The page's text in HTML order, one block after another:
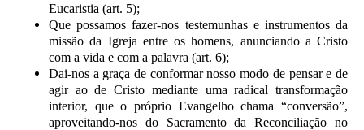
Eucaristia (art. 5);
Que possamos fazer-nos testemunhas e instrumentos da
missão da Igreja entre os homens, anunciando a Cristo
com a vida e com a palavra (art. 6);
Dai-nos a graça de conformar nosso modo de pensar e de
agir ao de Cristo mediante uma radical transformação
interior, que o próprio Evangelho chama “conversão”,
aproveitando-nos do Sacramento da Reconciliação no